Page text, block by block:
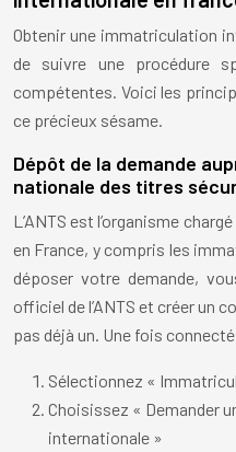
Obtenir une immatriculation
de suivre une procédure
compétentes. Voici les
ce précieux sésame.
Dépôt de la demande
nationale des titres
L’ANTS est l’organisme
en France, y compris les
déposer votre demande,
officiel de l’ANTS et créer un
pas déjà un. Une fois
Sélectionnez «
Choisissez « Demander
internationale »